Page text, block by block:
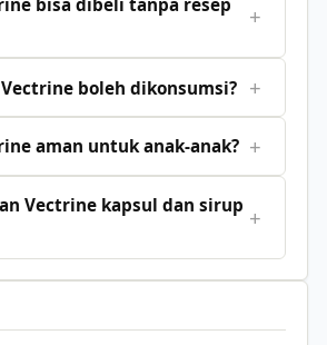
+
boleh dikonsumsi? +
aman untuk anak-anak? +
Vectrine kapsul dan sirup +